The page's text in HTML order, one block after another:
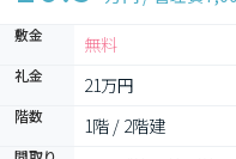
敷金 無料
礼金 21万円
階数 1階 / 2階建